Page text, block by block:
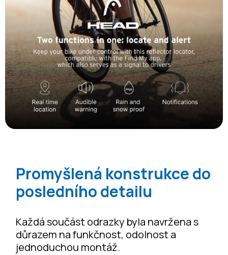
Promyšlená konstrukce do
posledního detailu
Každá součást odrazky byla navržena s
důrazem na funkčnost, odolnost a
jednoduchou montáž.